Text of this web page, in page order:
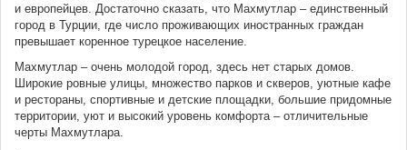
и европейцев. Достаточно сказать, что Махмутлар – единственный
город в Турции, где число проживающих иностранных граждан
превышает коренное турецкое население.
Махмутлар – очень молодой город, здесь нет старых домов.
Широкие ровные улицы, множество парков и скверов, уютные кафе
и рестораны, спортивные и детские площадки, большие придомные
территории, уют и высокий уровень комфорта – отличительные
черты Махмутлара.